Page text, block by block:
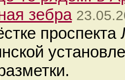
зебра